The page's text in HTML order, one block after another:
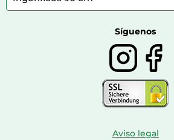
Farmacia veterinaria
Síguenos
Aviso legal